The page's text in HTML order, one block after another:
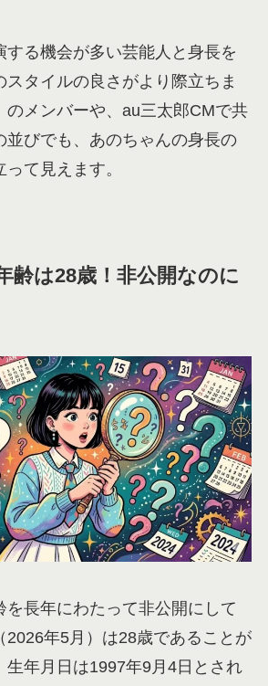
する機会が多い芸能人と身長を
スタイルの良さがより際立ちま
のメンバーや、au三太郎CMで共
並びでも、あのちゃんの身長の
て見えます。
齢は28歳！非公開なのに
を長年にわたって非公開にして
2026年5月）は28歳であることが
生年月日は1997年9月4日とされ